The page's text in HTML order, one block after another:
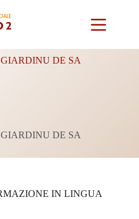
DE SA
DE SA
IN LINGUA